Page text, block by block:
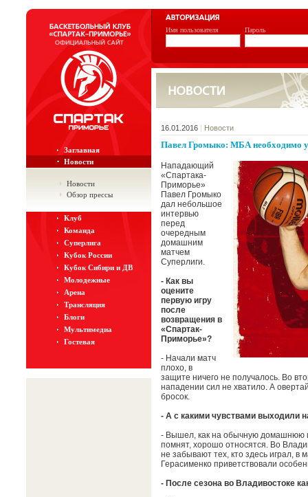
Имя пользователя Пароль
Заглавная
Новости
Новости
Обзор прессы
Клуб
Команда
Суперлига
Кубок России
Кубок Сибири и ДВ
Молодежные
Арена
Трансляция
Блоги
Мультимедиа
Гостевая
16.01.2016 | Новости
Павел Громыко: МБА необходимо
Нападающий
«Спартака-
Приморье»
Павел Громыко
дал небольшое
интервью
перед
очередным
домашним
матчем
Суперлиги.
- Как вы
оцените
первую игру
после
возвращения в
«Спартак-
Приморье»?
- Начали матч
плохо, в
защите ничего не получалось. Во
нападении сил не хватило. А
бросок.
- А с какими чувствами выходили
- Вышел, как на обычную домашнюю
помнят, хорошо относятся. Во
не забывают тех, кто здесь играл, в
Герасименко приветствовали
- После сезона во Владивостоке